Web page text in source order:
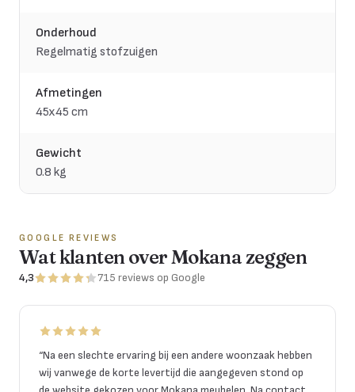
Onderhoud
Regelmatig stofzuigen
Afmetingen
45x45 cm
Gewicht
0.8 kg
GOOGLE REVIEWS
Wat klanten over Mokana zeggen
4,3 715 reviews op Google
“Na een slechte ervaring bij een andere woonzaak hebben
wij vanwege de korte levertijd die aangegeven stond op